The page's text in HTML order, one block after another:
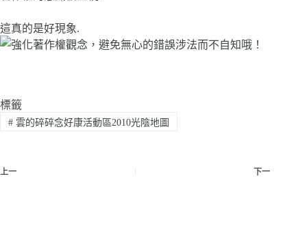
這真的是好現象.
標籤
#雲的碎碎念好康活動區2010光陰地圖
上一 下一